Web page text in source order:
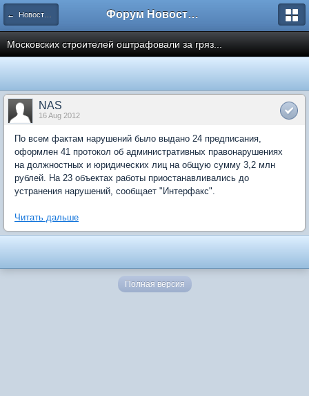
← Новости рынка недвижимости Форум Новостройки
Московских строителей оштрафовали за гряз...
NAS
16 Aug 2012
По всем фактам нарушений было выдано 24 предписания,
оформлен 41 протокол об административных правонарушениях
на должностных и юридических лиц на общую сумму 3,2 млн
рублей. На 23 объектах работы приостанавливались до
устранения нарушений, сообщает "Интерфакс".
Читать дальше
Полная версия